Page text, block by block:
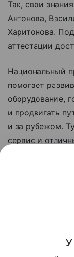
Так, свои
Антонова,
Харитонова.
аттестации
Национальный
помогает
оборудование,
и продвигать
и за рубежом.
сервис и
удобными,
Обновленные
по решению
У